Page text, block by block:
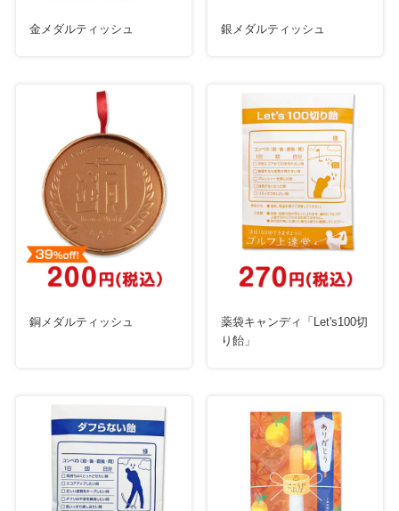
金メダルティッシュ 銀メダルティッシュ
銅メダルティッシュ
薬袋キャンディ「Let's100切
り飴」